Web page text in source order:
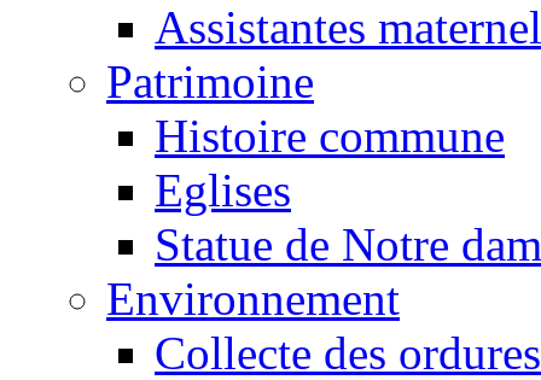
Assistantes
Patrimoine
Histoire commune
Eglises
Statue de Notre
Environnement
Collecte des ordures